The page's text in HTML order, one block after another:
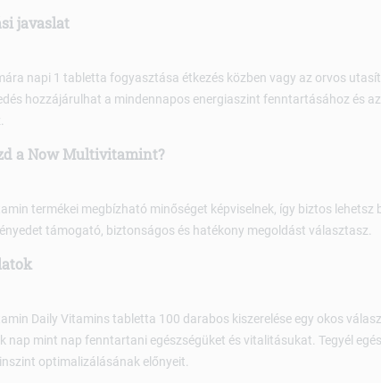
javaslat
napi 1 tabletta fogyasztása étkezés közben vagy az orvos
hozzájárulhat a mindennapos energiaszint fenntartásához és
a Now Multivitamint?
termékei megbízható minőséget képviselnek, így biztos lehetsz
támogató, biztonságos és hatékony megoldást választasz.
Daily Vitamins tabletta 100 darabos kiszerelése egy okos
nap mint nap fenntartani egészségüket és vitalitásukat. Tegyél
optimalizálásának előnyeit.